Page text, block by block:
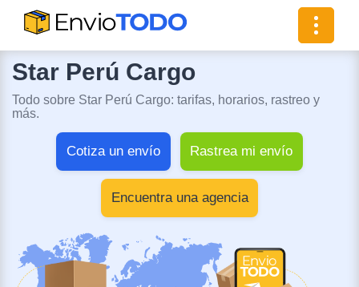
Toggle
Star Perú Cargo
Todo sobre Star Perú Cargo: tarifas, horarios, rastreo y
más.
Cotiza un envío Rastrea mi envío
Encuentra una agencia